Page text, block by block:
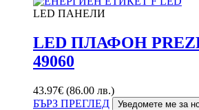
LED ПАНЕЛИ
LED ПЛАФОН
49060
43.97€ (86.00 лв.)
БЪРЗ ПРЕГЛЕД
Уведомете ме за